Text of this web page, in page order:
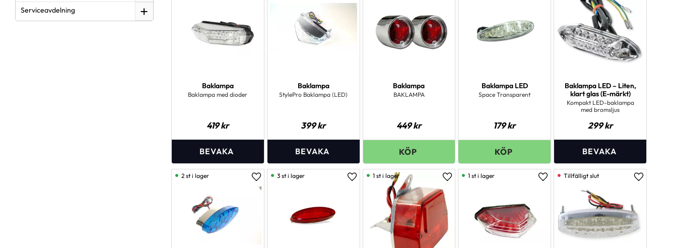
Baklampa
Baklampa med dioder
419kr
Baklampa
StylePro Baklampa (LED)
399kr
Baklampa
BAKLAMPA
449kr
Baklampa LED
Space Transparent
179kr
Baklampa LED – Liten,
klart glas (E-märkt)
Kompakt LED-baklampa
med bromsljus
299kr
Lägg till i favoriter
2 st i lager
Lägg till i favoriter
3 st i lager
Lägg till i favoriter
1 st i lager
Lägg till i favoriter
1 st i lager
Lägg till i
Serviceavdelning